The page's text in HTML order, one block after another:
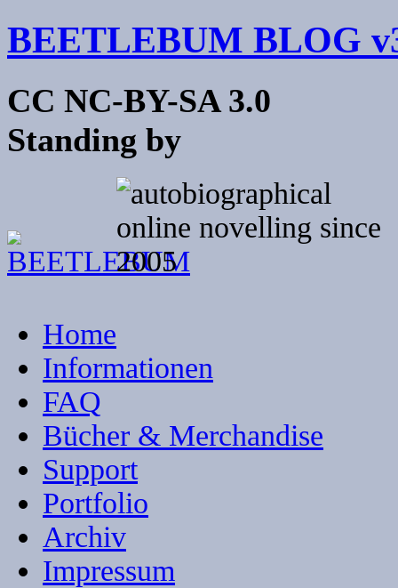
BEETLEBUM BLOG
CC NC-BY-SA 3.0
Standing by
Home
Informationen
FAQ
Bücher & Merchandise
Support
Portfolio
Archiv
Impressum